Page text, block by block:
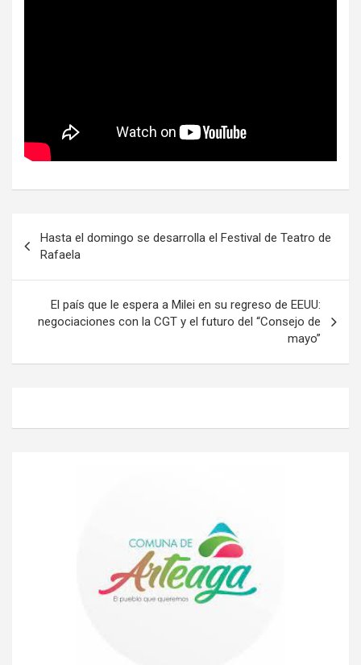
de
entradas
Hasta el domingo se desarrolla el Festival de Teatro de
Rafaela
El país que le espera a Milei en su regreso de EEUU:
negociaciones con la CGT y el futuro del “Consejo de
mayo”